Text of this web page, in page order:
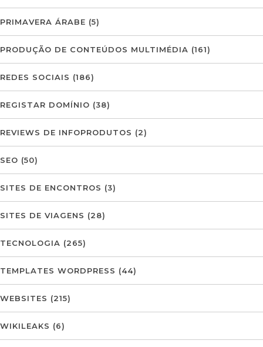
PRIMAVERA ÁRABE (5)
PRODUÇÃO DE CONTEÚDOS MULTIMÉDIA (161)
REDES SOCIAIS (186)
REGISTAR DOMÍNIO (38)
REVIEWS DE INFOPRODUTOS (2)
SEO (50)
SITES DE ENCONTROS (3)
SITES DE VIAGENS (28)
TECNOLOGIA (265)
TEMPLATES WORDPRESS (44)
WEBSITES (215)
WIKILEAKS (6)